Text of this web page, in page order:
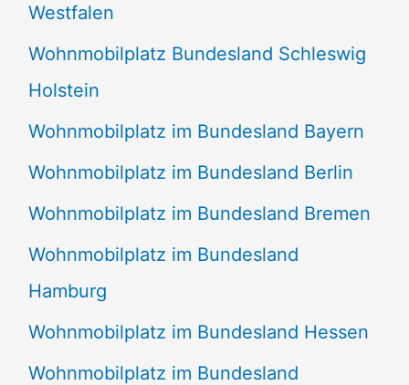
Westfalen
Wohnmobilplatz Bundesland Schleswig
Holstein
Wohnmobilplatz im Bundesland Bayern
Wohnmobilplatz im Bundesland Berlin
Wohnmobilplatz im Bundesland Bremen
Wohnmobilplatz im Bundesland
Hamburg
Wohnmobilplatz im Bundesland Hessen
Wohnmobilplatz im Bundesland